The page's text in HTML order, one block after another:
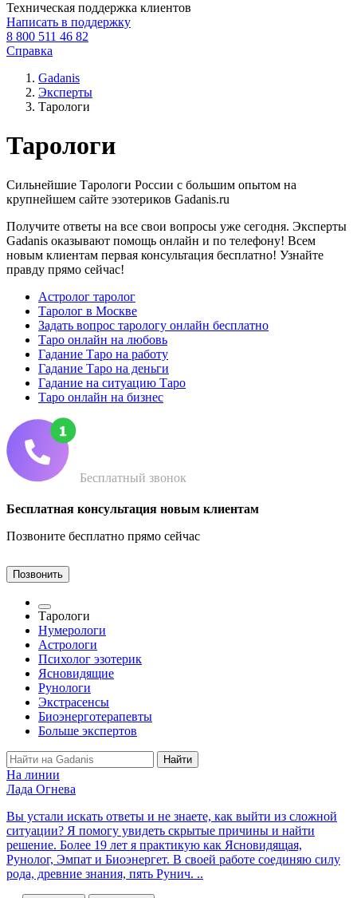
Техническая поддержка клиентов
Написать в поддержку
8 800 511 46 82
Справка
Gadanis
Эксперты
Тарологи
Тарологи
Сильнейшие Тарологи России с большим опытом на
крупнейшем сайте эзотериков Gadanis.ru
Получите ответы на все свои вопросы уже сегодня. Эксперты
Gadanis оказывают помощь онлайн и по телефону! Всем
новым клиентам первая консультация бесплатно! Узнайте
правду прямо сейчас!
Астролог таролог
Таролог в Москве
Задать вопрос тарологу онлайн бесплатно
Таро онлайн на любовь
Гадание Таро на работу
Гадание Таро на деньги
Гадание на ситуацию Таро
Таро онлайн на бизнес
Бесплатный звонок
Бесплатная консультация новым клиентам
Позвоните бесплатно прямо сейчас
Позвонить
Тарологи
Нумерологи
Астрологи
Психолог эзотерик
Ясновидящие
Рунологи
Экстрасенсы
Биоэнерготерапевты
Больше экспертов
На линии
Лада Огнева
Вы устали искать ответы и не знаете, как выйти из сложной
ситуации? Я помогу увидеть скрытые причины и найти
решение. Более 19 лет я практикую как Ясновидящая,
Рунолог, Эмпат и Биоэнергет. В своей работе соединяю силу
рода, древние знания, пять Рунич. ..